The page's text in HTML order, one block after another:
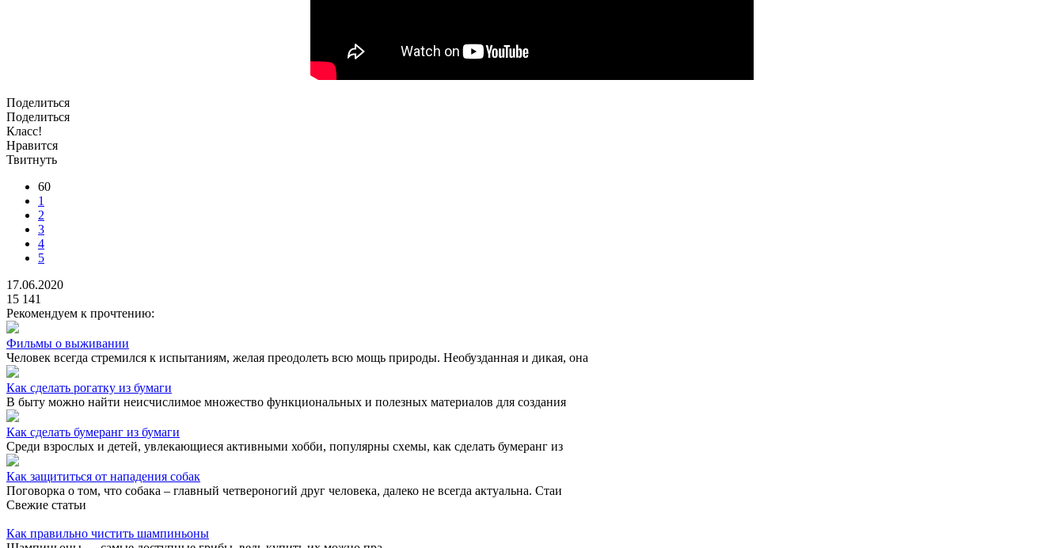
Поделиться
Поделиться
Класс!
Нравится
Твитнуть
60
1
2
3
4
5
17.06.2020
15 141
Рекомендуем к прочтению:
Фильмы о выживании
Человек всегда стремился к испытаниям, желая преодолеть всю мощь природы. Необузданная и дикая, она
Как сделать рогатку из бумаги
В быту можно найти неисчислимое множество функциональных и полезных материалов для создания
Как сделать бумеранг из бумаги
Среди взрослых и детей, увлекающиеся активными хобби, популярны схемы, как сделать бумеранг из
Как защититься от нападения собак
Поговорка о том, что собака – главный четвероногий друг человека, далеко не всегда актуальна. Стаи
Свежие статьи
Как правильно чистить шампиньоны